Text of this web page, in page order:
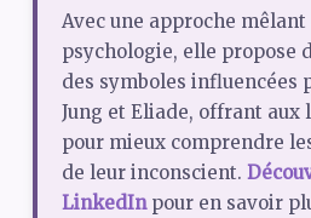
Avec une approche
psychologie, elle propose
des symboles influencées
Jung et Eliade, offrant aux
pour mieux comprendre
de leur inconscient.
LinkedInpour en savoir